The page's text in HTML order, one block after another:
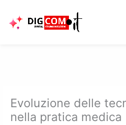
contenuto
Evoluzione delle
nella pratica medica